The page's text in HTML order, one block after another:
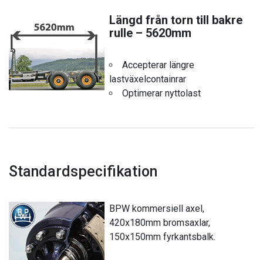
Längd från torn till bakre
rulle – 5620mm
Accepterar längre
lastväxelcontainrar
Optimerar nyttolast
Standardspecifikation
BPW kommersiell axel,
420x180mm bromsaxlar,
150x150mm fyrkantsbalk.